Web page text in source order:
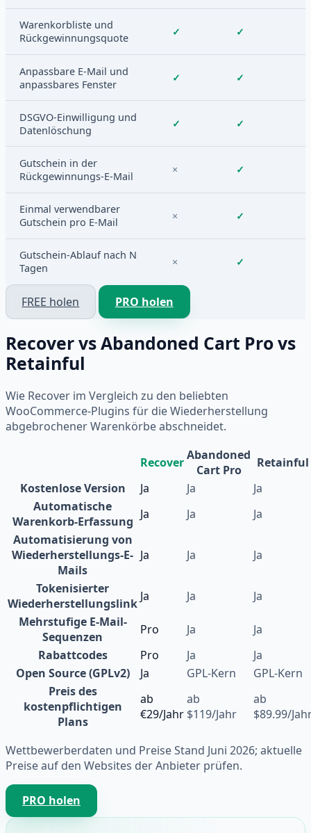
Warenkorbliste und
Rückgewinnungsquote
✓ ✓
Anpassbare E-Mail und
anpassbares Fenster
✓ ✓
DSGVO-Einwilligung und
Datenlöschung
✓ ✓
Gutschein in der
Rückgewinnungs-E-Mail
× ✓
Einmal verwendbarer
Gutschein pro E-Mail
× ✓
Gutschein-Ablauf nach N
Tagen
× ✓
FREE holen PRO holen
Recover vs Abandoned Cart Pro vs
Retainful
Wie Recover im Vergleich zu den beliebten
WooCommerce-Plugins für die Wiederherstellung
abgebrochener Warenkörbe abschneidet.
RecoverAbandoned
Cart Pro
Retainful
Kostenlose Version
Ja Ja
Ja
Automatische
Warenkorb-Erfassung Ja Ja
Ja
Automatisierung von
Wiederherstellungs-E-
Mails
Ja Ja Ja
Tokenisierter
Wiederherstellungslink Ja Ja
Ja
Mehrstufige E-Mail-
Sequenzen
Pro Ja
Ja
Rabattcodes
Pro Ja
Ja
Open Source (GPLv2)
Ja GPL-Kern
GPL-Kern
Preis des
kostenpflichtigen
Plans
ab
€29/Jahr
ab
$119/Jahr
ab
$89.99/
Wettbewerberdaten und Preise Stand Juni 2026; aktuelle
Preise auf den Websites der Anbieter prüfen.
PRO holen